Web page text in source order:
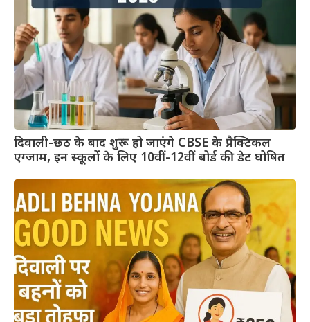
दिवाली-छठ के बाद शुरू हो जाएंगे CBSE के प्रैक्टिकल
एग्जाम, इन स्कूलों के लिए 10वीं-12वीं बोर्ड की डेट घोषित